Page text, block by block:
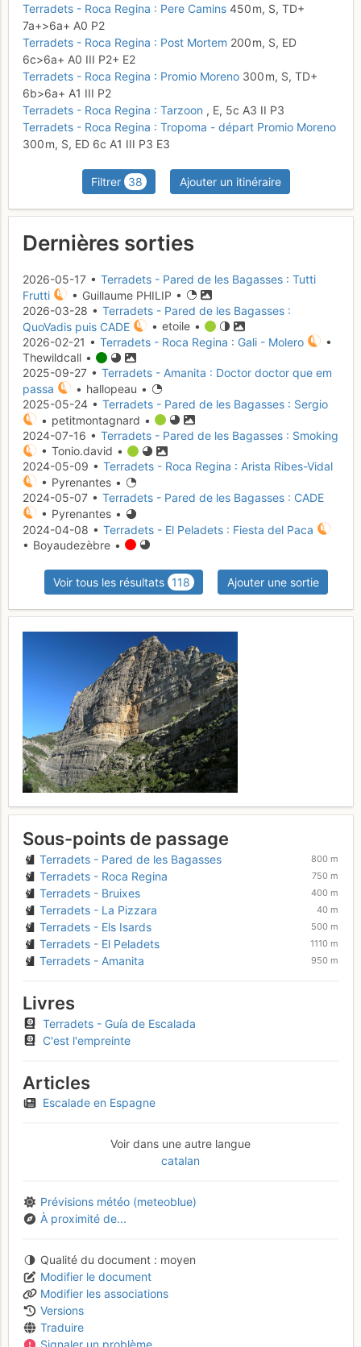
Terradets - Roca Regina : Pere Camins 450 m, S, TD+
7a+>6a+ A0 P2
Terradets - Roca Regina : Post Mortem 200 m, S, ED
6c>6a+ A0 III P2+ E2
Terradets - Roca Regina : Promio Moreno 300 m, S, TD+
6b>6a+ A1 III P2
Terradets - Roca Regina : Tarzoon , E, 5c A3 II P3
Terradets - Roca Regina : Tropoma - départ Promio Moreno
300 m, S, ED 6c A1 III P3 E3
Filtrer 38 Ajouter un itinéraire
Dernières sorties
2026-05-17 • Terradets - Pared de les Bagasses : Tutti
Frutti
• Guillaume PHILIP •
2026-03-28 • Terradets - Pared de les Bagasses :
QuoVadis puis CADE
• etoile •
2026-02-21 • Terradets - Roca Regina : Gali - Molero
•
Thewildcall •
2025-09-27 • Terradets - Amanita : Doctor doctor que em
passa
• hallopeau •
2025-05-24 • Terradets - Pared de les Bagasses : Sergio
• petitmontagnard •
2024-07-16 • Terradets - Pared de les Bagasses : Smoking
• Tonio.david •
2024-05-09 • Terradets - Roca Regina : Arista Ribes-Vidal
• Pyrenantes •
2024-05-07 • Terradets - Pared de les Bagasses : CADE
• Pyrenantes •
2024-04-08 • Terradets - El Peladets : Fiesta del Paca
• Boyaudezèbre •
Voir tous les résultats 118 Ajouter une sortie
Sous-points de passage
Terradets - Pared de les Bagasses 800 m
Terradets - Roca Regina 750 m
Terradets - Bruixes 400 m
Terradets - La Pizzara 40 m
Terradets - Els Isards 500 m
Terradets - El Peladets 1110 m
Terradets - Amanita 950 m
Livres
Terradets - Guía de Escalada
C'est l'empreinte
Articles
Escalade en Espagne
Voir dans une autre langue
catalan
Prévisions météo (meteoblue)
À proximité de...
Qualité du document
moyen
Modifier le document
Modifier les associations
Versions
Traduire